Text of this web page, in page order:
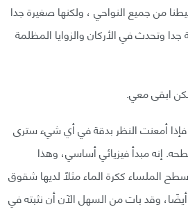
من جميع النواحي ، ولكنها صغيرة جدا
وتحدث في الأركان والزوايا المظلمة
ابقى معي.
أمعنت النظر بدقة في أي شيء سترى
إنه مبدأ فيزيائي أساسي، وهذا
الملساء ككرة الماء مثلًا لديها شقوق
وقد بات من السهل الآن أن نثبته في